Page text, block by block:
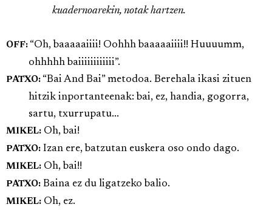
kuadernoarekin, notak hartzen.
OFF: “Oh, baaaaaiiii! Oohhh baaaaaiiii!! Huuuumm,
ohhhhh baiiiiiiiiiiii”.
PATXO: “Bai And Bai” metodoa. Berehala ikasi zituen
hitzik inportanteenak: bai, ez, handia, gogorra,
sartu, txurrupatu...
MIKEL: Oh, bai!
PATXO: Izan ere, batzutan euskera oso ondo dago.
MIKEL: Oh, bai!!
PATXO: Baina ez du ligatzeko balio.
MIKEL: Oh, ez.